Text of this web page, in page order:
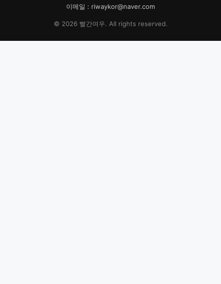
이메일 : riwaykor@naver.com
© 2026 빨간여우. All rights reserved.